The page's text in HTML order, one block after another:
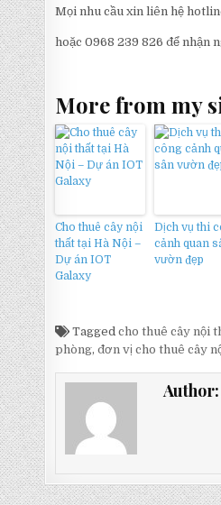
Mọi nhu cầu xin liên hệ
hoặc 0968 239 826 để nhận
More from my
Cho thuê cây nội
thất tại Hà Nội –
Dự án IOT
Galaxy
Dịch vụ thi
cảnh quan
vườn đẹp
Taggedcho thuê cây nội
phòng,đơn vị cho thuê cây
Author: